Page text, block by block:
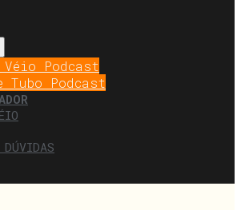
Véio Podcast
Tubo Podcast